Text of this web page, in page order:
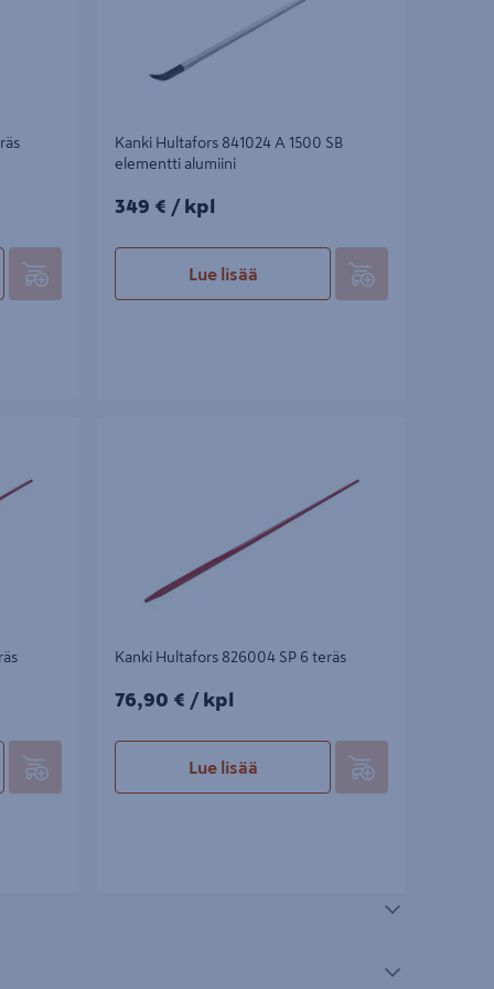
Kanki Hultafors 841024 A 1500 SB
elementti alumiini
349€/kpl
349 € / kpl
Lue lisää
Kanki Hultafors 826004 SP 6 teräs
76,90€/kpl
76,90 € / kpl
Lue lisää